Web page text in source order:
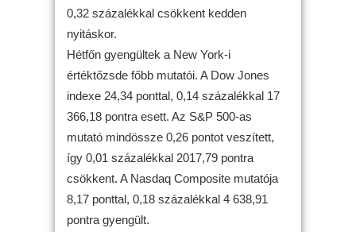
0,32 százalékkal csökkent kedden
nyitáskor.
Hétfőn gyengültek a New York-i
értéktőzsde főbb mutatói. A Dow Jones
indexe 24,34 ponttal, 0,14 százalékkal 17
366,18 pontra esett. Az S&P 500-as
mutató mindössze 0,26 pontot veszített,
így 0,01 százalékkal 2017,79 pontra
csökkent. A Nasdaq Composite mutatója
8,17 ponttal, 0,18 százalékkal 4 638,91
pontra gyengült.